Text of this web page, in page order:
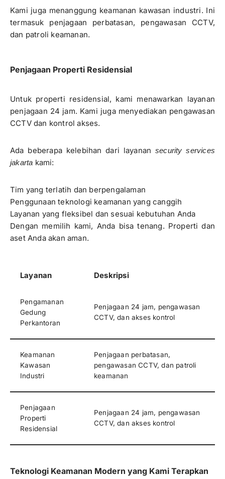
Kami juga menanggung keamanan kawasan industri. Ini
termasuk penjagaan perbatasan, pengawasan CCTV,
dan patroli keamanan.
Penjagaan Properti Residensial
Untuk properti residensial, kami menawarkan layanan
penjagaan 24 jam. Kami juga menyediakan pengawasan
CCTV dan kontrol akses.
Ada beberapa kelebihan dari layanansecurity services
jakarta kami:
Tim yang terlatih dan berpengalaman
Penggunaan teknologi keamanan yang canggih
Layanan yang fleksibel dan sesuai kebutuhan Anda
Dengan memilih kami, Anda bisa tenang. Properti dan
aset Anda akan aman.
Layanan Deskripsi
Pengamanan
Gedung
Perkantoran
Penjagaan 24 jam, pengawasan
CCTV, dan akses kontrol
Keamanan
Kawasan
Industri
Penjagaan perbatasan,
pengawasan CCTV, dan patroli
keamanan
Penjagaan
Properti
Residensial
Penjagaan 24 jam, pengawasan
CCTV, dan akses kontrol
Teknologi Keamanan Modern yang Kami Terapkan